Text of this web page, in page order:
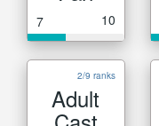
7 10
2/9 ranks
Adult